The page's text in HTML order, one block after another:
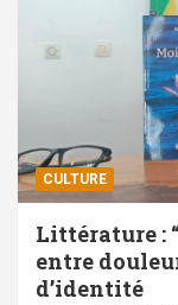
CULTURE
Littérature :
entre
d’identité